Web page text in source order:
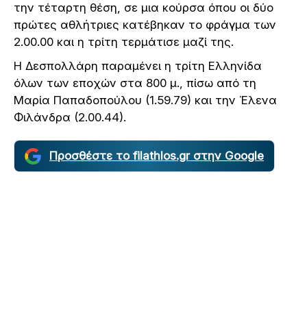
την τέταρτη θέση, σε μια κούρσα όπου οι δύο
πρώτες αθλήτριες κατέβηκαν το φράγμα των
2.00.00 και η τρίτη τερμάτισε μαζί της.
H Δεσπολλάρη παραμένει η τρίτη Ελληνίδα
όλων των εποχών στα 800 μ., πίσω από τη
Μαρία Παπαδοπούλου (1.59.79) και την Έλενα
Φιλάνδρα (2.00.44).
Προσθέστε το filathlos.gr στην Google